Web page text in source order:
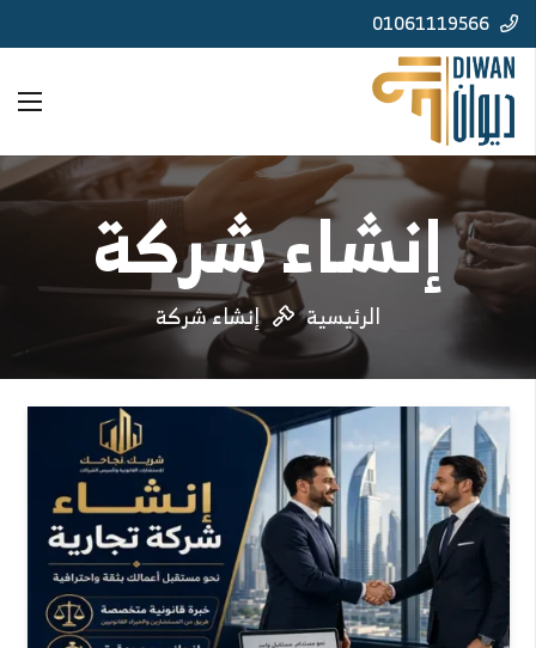
01061119566
إنشاء شركة
الرئيسية إنشاء شركة